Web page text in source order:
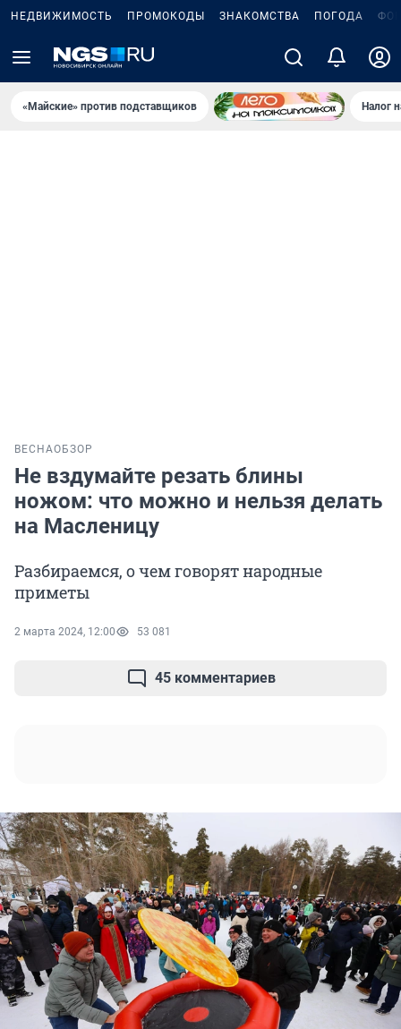
НЕДВИЖИМОСТЬ ПРОМОКОДЫ ЗНАКОМСТВА ПОГОДА
«Майские» против подставщиков Налог
ВЕСНАОБЗОР
Не вздумайте резать блины
ножом: что можно и нельзя делать
на Масленицу
Разбираемся, о чем говорят народные
приметы
2 марта 2024, 12:00 53 081
45 комментариев